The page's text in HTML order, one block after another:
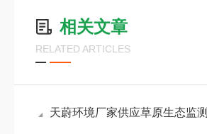
相关文章
RELATED ARTICLES
天蔚环境厂家供应草原生态监测站！适配高寒草原、荒漠草原气象监测项目